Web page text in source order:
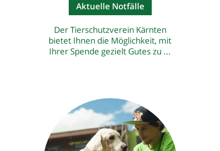
Aktuelle Notfälle
Der Tierschutzverein Kärnten
bietet Ihnen die Möglichkeit, mit
Ihrer Spende gezielt Gutes zu ...